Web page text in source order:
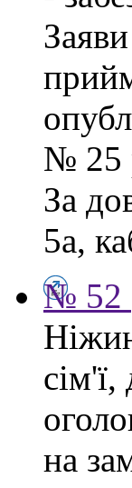
№ 25
За
5а,
№ 52
сім'ї,
на